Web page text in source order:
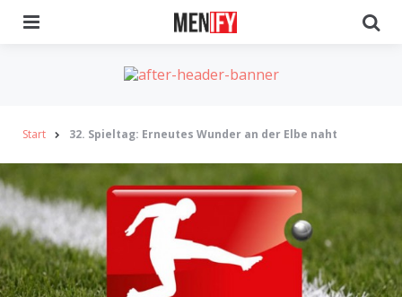
Start 32. Spieltag: Erneutes Wunder an der Elbe naht